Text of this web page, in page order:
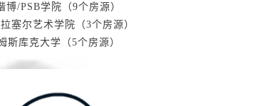
博/PSB学院（9个房源）
塞尔艺术学院（3个房源）
斯库克大学（5个房源）